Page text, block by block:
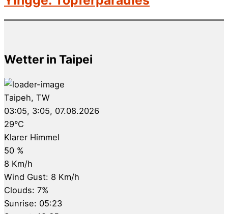
Wetter in Taipei
Taipeh, TW
03:05, 3:05, 07.08.2026
29°C
Klarer Himmel
50 %
8 Km/h
Wind Gust: 8 Km/h
Clouds: 7%
Sunrise: 05:23